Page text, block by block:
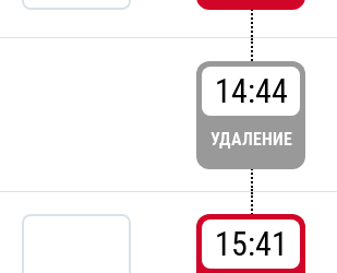
14:44
УДАЛЕНИЕ
15:41